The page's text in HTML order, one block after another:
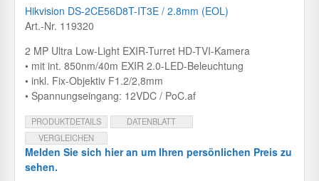
Hikvision DS-2CE56D8T-IT3E / 2.8mm (EOL)
Art.-Nr. 119320
2 MP Ultra Low-Light EXIR-Turret HD-TVI-Kamera
• mit int. 850nm/40m EXIR 2.0-LED-Beleuchtung
• inkl. Fix-Objektiv F1.2/2,8mm
• Spannungseingang: 12VDC / PoC.af
PRODUKTDETAILS
DATENBLATT
VERGLEICHEN
Melden Sie sich hier an um Ihren persönlichen Preis zu
sehen.